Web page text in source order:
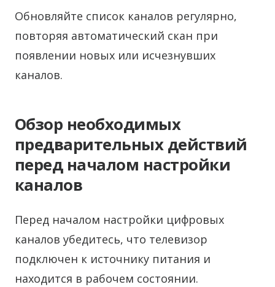
Обновляйте список каналов регулярно,
повторяя автоматический скан при
появлении новых или исчезнувших
каналов.
Обзор необходимых
предварительных действий
перед началом настройки
каналов
Перед началом настройки цифровых
каналов убедитесь, что телевизор
подключен к источнику питания и
находится в рабочем состоянии.